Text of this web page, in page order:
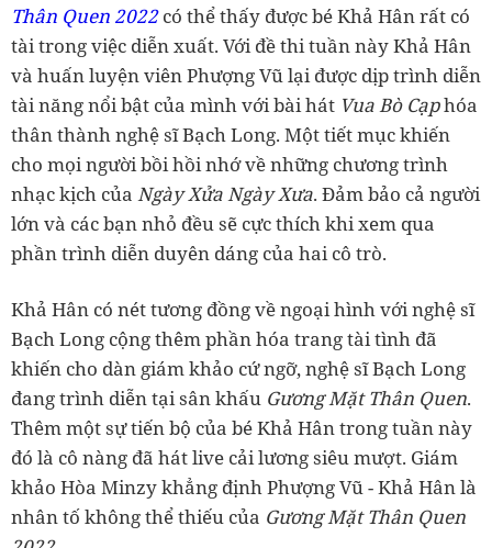
Thân Quen 2022có thể thấy được bé Khả Hân rất có
tài trong việc diễn xuất. Với đề thi tuần này Khả Hân
và huấn luyện viên Phượng Vũ lại được dịp trình diễn
tài năng nổi bật của mình với bài hát Vua Bò Cạphóa
thân thành nghệ sĩ Bạch Long. Một tiết mục khiến
cho mọi người bồi hồi nhớ về những chương trình
nhạc kịch của Ngày Xửa Ngày Xưa. Đảm bảo cả người
lớn và các bạn nhỏ đều sẽ cực thích khi xem qua
phần trình diễn duyên dáng của hai cô trò.
Khả Hân có nét tương đồng về ngoại hình với nghệ sĩ
Bạch Long cộng thêm phần hóa trang tài tình đã
khiến cho dàn giám khảo cứ ngỡ, nghệ sĩ Bạch Long
đang trình diễn tại sân khấu Gương Mặt Thân Quen.
Thêm một sự tiến bộ của bé Khả Hân trong tuần này
đó là cô nàng đã hát live cải lương siêu mượt. Giám
khảo Hòa Minzy khẳng định Phượng Vũ - Khả Hân là
nhân tố không thể thiếu của Gương Mặt Thân Quen